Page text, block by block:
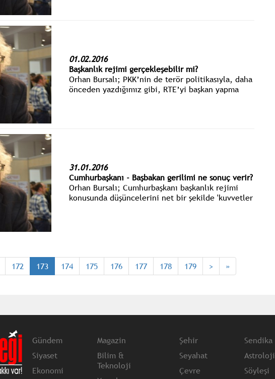
01.02.2016
Başkanlık rejimi gerçekleşebilir mi?
Orhan Bursalı; PKK’nin de terör politikasıyla, daha
önceden yazdığımız gibi, RTE’yi başkan yapma
31.01.2016
Cumhurbaşkanı - Başbakan gerilimi ne sonuç verir?
Orhan Bursalı; Cumhurbaşkanı başkanlık rejimi
konusunda düşüncelerini net bir şekilde 'kuvvetler
172 173 174 175 176 177 178 179 > »
Gündem
Siyaset
Ekonomi
Magazin
Bilim &
Teknoloji
Şehir
Seyahat
Çevre
Sendika
Astroloji
Söyleşi